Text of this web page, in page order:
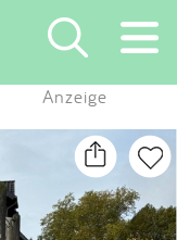
×
Anzeige